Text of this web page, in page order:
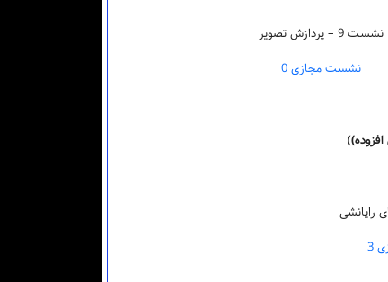
نشست 9 – پردازش تصویر
نشست مجازی 0
)
3